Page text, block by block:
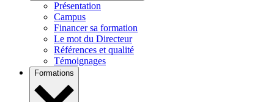
Présentation
Campus
Financer sa formation
Le mot du Directeur
Références et qualité
Témoignages
Formations